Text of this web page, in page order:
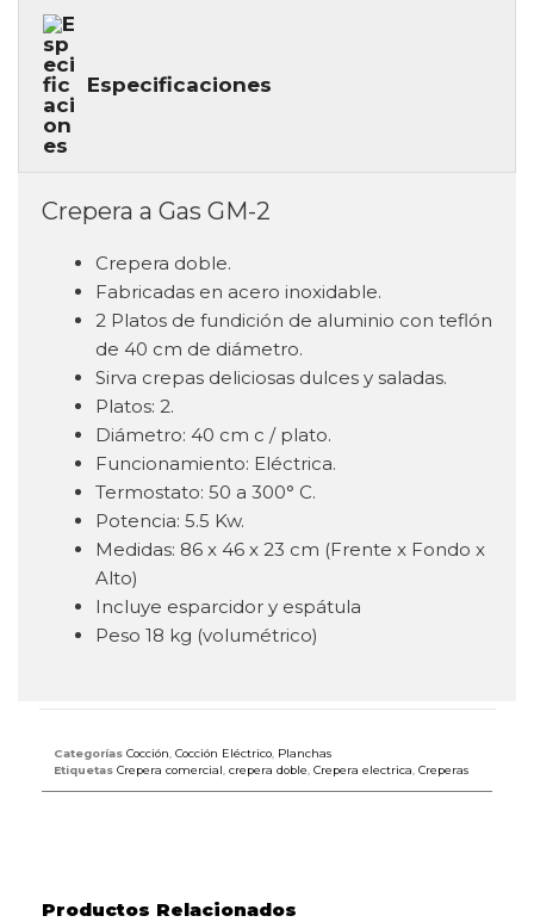
Especificaciones
Crepera a Gas GM-2
Crepera doble.
Fabricadas en acero inoxidable.
2 Platos de fundición de aluminio con teflón
de 40 cm de diámetro.
Sirva crepas deliciosas dulces y saladas.
Platos: 2.
Diámetro: 40 cm c / plato.
Funcionamiento: Eléctrica.
Termostato: 50 a 300° C.
Potencia: 5.5 Kw.
Medidas: 86 x 46 x 23 cm (Frente x Fondo x
Alto)
Incluye esparcidor y espátula
Peso 18 kg (volumétrico)
Categorías Cocción Cocción Eléctrico Planchas
Etiquetas Crepera comercial crepera doble Crepera electrica Creperas
Productos Relacionados